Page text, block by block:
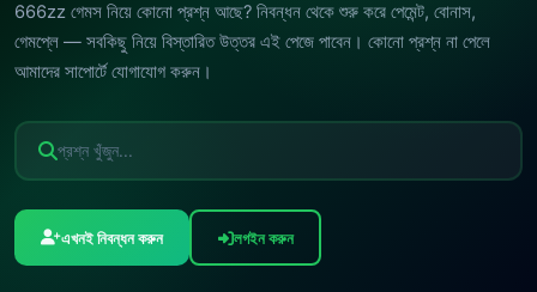
666zz গেমস নিয়ে কোনো প্রশ্ন আছে? নিবন্ধন থেকে শুরু করে পেমেন্ট, বোনাস,
গেমপ্লে — সবকিছু নিয়ে বিস্তারিত উত্তর এই পেজে পাবেন। কোনো প্রশ্ন না পেলে
আমাদের সাপোর্টে যোগাযোগ করুন।
এখনই নিবন্ধন করুন লগইন করুন